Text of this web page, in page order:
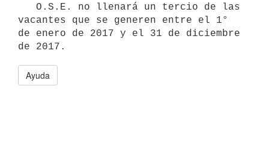
vacantes que se generen entre el 1°
de enero de 2017 y el 31 de diciembre
Ayuda